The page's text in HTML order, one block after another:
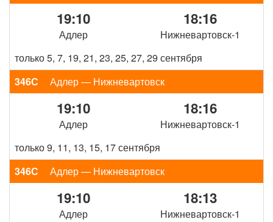
19:10
Адлер
18:16
Нижневартовск-1
только 5, 7, 19, 21, 23, 25, 27, 29 сентября
346С
Адлер — Нижневартовск
19:10
Адлер
18:16
Нижневартовск-1
только 9, 11, 13, 15, 17 сентября
346С
Адлер — Нижневартовск
19:10
Адлер
18:13
Нижневартовск-1